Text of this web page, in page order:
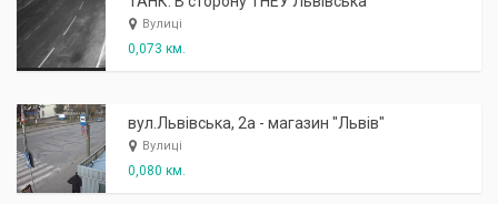
Вулиці
0,073 км.
вул.Львівська, 2а - магазин "Львів"
Вулиці
0,080 км.